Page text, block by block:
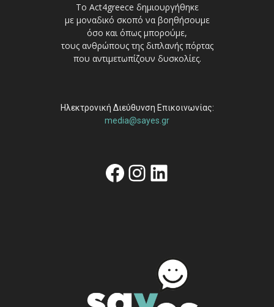
Το Act4greece δημιουργήθηκε
με μοναδικό σκοπό να βοηθήσουμε
όσο και όπως μπορούμε,
τους ανθρώπους της διπλανής πόρτας
που αντιμετωπίζουν δυσκολίες.
Ηλεκτρονική Διεύθυνση Επικοινωνίας:
media@sayes.gr
Facebook
Instagram
Linkedin